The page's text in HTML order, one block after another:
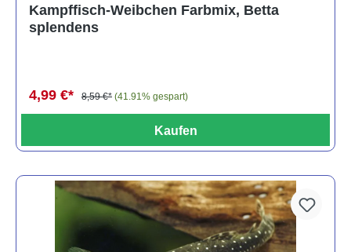
Kampffisch-Weibchen Farbmix, Betta
splendens
4,99 €* 8,59 €* (41.91% gespart)
Kaufen